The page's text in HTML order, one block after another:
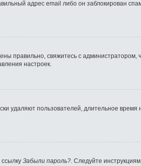
адрес email либо он заблокирован
правильно, свяжитесь с
настроек.
удаляют пользователей, длительное
Забыли пароль?. Следуйте